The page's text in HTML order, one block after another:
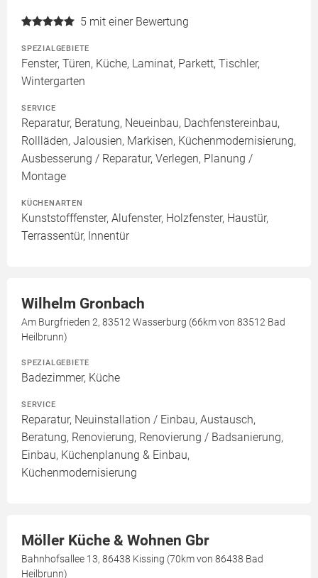
5 mit einer Bewertung
SPEZIALGEBIETE
Fenster, Türen, Küche, Laminat, Parkett, Tischler,
Wintergarten
SERVICE
Reparatur, Beratung, Neueinbau, Dachfenstereinbau,
Rollläden, Jalousien, Markisen, Küchenmodernisierung,
Ausbesserung / Reparatur, Verlegen, Planung /
Montage
KÜCHENARTEN
Kunststofffenster, Alufenster, Holzfenster, Haustür,
Terrassentür, Innentür
Wilhelm Gronbach
Am Burgfrieden 2, 83512 Wasserburg (66km von 83512 Bad
Heilbrunn)
SPEZIALGEBIETE
Badezimmer, Küche
SERVICE
Reparatur, Neuinstallation / Einbau, Austausch,
Beratung, Renovierung, Renovierung / Badsanierung,
Einbau, Küchenplanung & Einbau,
Küchenmodernisierung
Möller Küche & Wohnen Gbr
Bahnhofsallee 13, 86438 Kissing (70km von 86438 Bad
Heilbrunn)